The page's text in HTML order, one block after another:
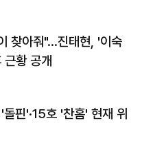
찾아줘"…진태현, '이숙
황 공개
핀'·15호 '찬홈' 현재 위